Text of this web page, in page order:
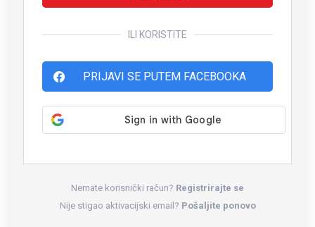
ILI KORISTITE
PRIJAVI SE PUTEM FACEBOOKA
Nemate korisnički račun? Registrirajte se
Nije stigao aktivacijski email? Pošaljite ponovo